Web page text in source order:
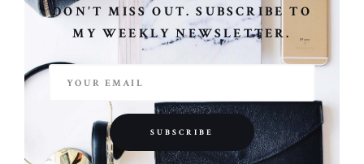
DON’T MISS OUT. SUBSCRIBE TO
MY WEEKLY NEWSLETTER.